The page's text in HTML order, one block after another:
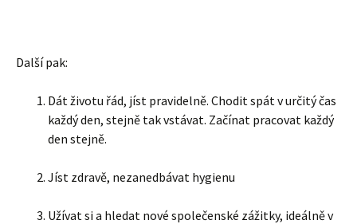
Další pak:
Dát životu řád, jíst pravidelně. Chodit spát v určitý čas
každý den, stejně tak vstávat. Začínat pracovat každý
den stejně.
Jíst zdravě, nezanedbávat hygienu
Užívat si a hledat nové společenské zážitky, ideálně v